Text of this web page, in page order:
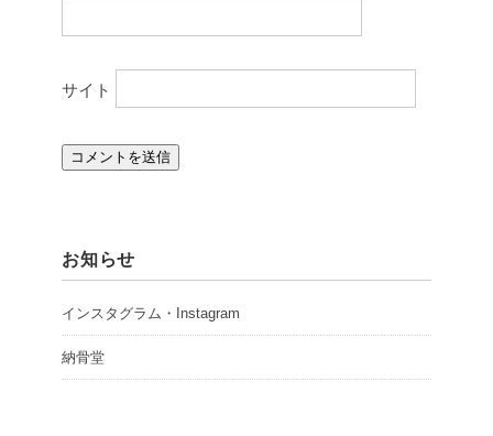
サイト
お知らせ
インスタグラム・Instagram
納骨堂